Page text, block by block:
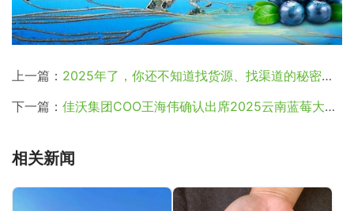
上一篇： 2025年了，你还不知道找货源、找渠道的秘密武器？
下一篇： 佳沃集团COO王海伟确认出席2025云南蓝莓大会！
相关新闻